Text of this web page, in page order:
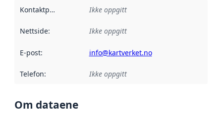
Kontaktpunkt Ikke oppgitt
Nettside: Ikke oppgitt
E-post: info@kartverket.no
Telefon: Ikke oppgitt
Om dataene